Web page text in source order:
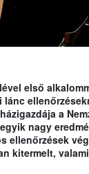
első
a
nagy
ellenőrzések
kitermelt,